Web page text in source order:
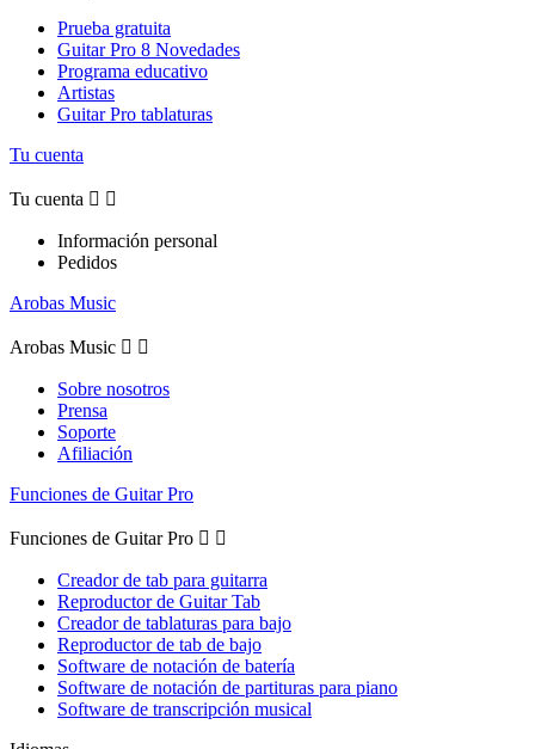
Prueba gratuita
Guitar Pro 8 Novedades
Programa educativo
Artistas
Guitar Pro tablaturas
Tu cuenta
Tu cuenta  
Información personal
Pedidos
Arobas Music
Arobas Music  
Sobre nosotros
Prensa
Soporte
Afiliación
Funciones de Guitar Pro
Funciones de Guitar Pro  
Creador de tab para guitarra
Reproductor de Guitar Tab
Creador de tablaturas para bajo
Reproductor de tab de bajo
Software de notación de batería
Software de notación de partituras para piano
Software de transcripción musical